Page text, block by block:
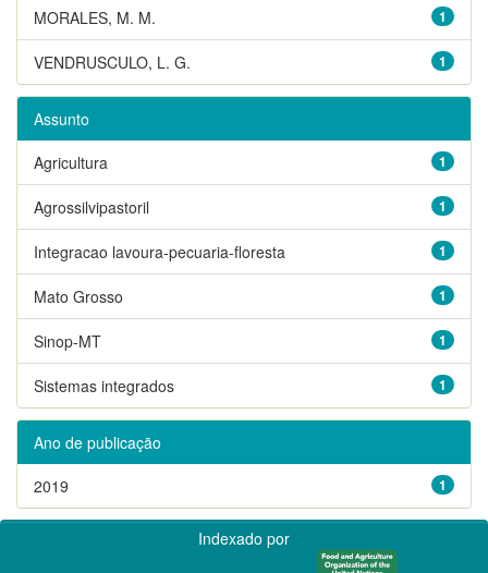
1
MORALES, M. M.
1
VENDRUSCULO, L. G.
Assunto
1
Agricultura
1
Agrossilvipastoril
1
Integracao lavoura-pecuaria-floresta
1
Mato Grosso
1
Sinop-MT
1
Sistemas integrados
Ano de publicação
1
2019
Indexado por